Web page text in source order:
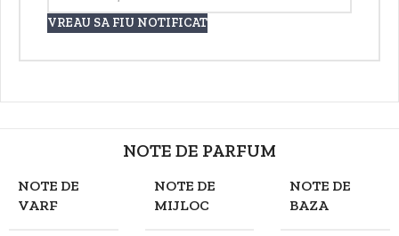
VREAU SA FIU NOTIFICAT
NOTE DE PARFUM
NOTE DE
VARF
NOTE DE
MIJLOC
NOTE DE
BAZA